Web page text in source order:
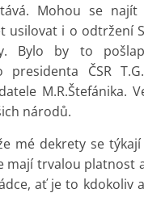
Mohou se najít
usilovat i o odtržení
Bylo by to
presidenta ČSR
M.R.Štefánika.
národů.
mé dekrety se
mají trvalou platnost
ať je to kdokoliv